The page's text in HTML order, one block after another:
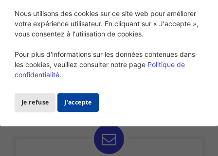
Marine française
July 31, 2026
Attention, ces images de Fally Ipupa
avec Paul Kagame et Emmanuel
July 31, 2026
Nous utilisons des cookies sur ce site web pour améliorer
votre expérience utilisateur. En cliquant sur « J'accepte »,
vous consentez à l'utilisation de cookies.
Pour plus d'informations sur les données contenues dans
les cookies, veuillez consulter notre page Politique de
confidentialité.
Je refuse J'accepte